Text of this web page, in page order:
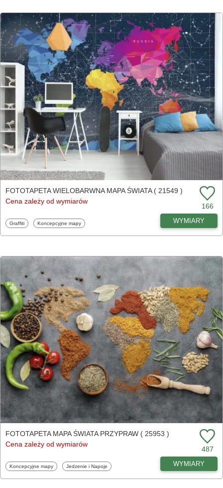
FOTOTAPETA WIELOBARWNA MAPA ŚWIATA ( 21549 )
Cena zależy od wymiarów
166
Fototapety
Graffiti Fototapety
Koncepcyjne mapy WYMIARY
FOTOTAPETA MAPA ŚWIATA PRZYPRAW ( 25953 )
Cena zależy od wymiarów
487
Fototapety
Koncepcyjne mapy Fototapety
Jedzenie i Napoje WYMIARY